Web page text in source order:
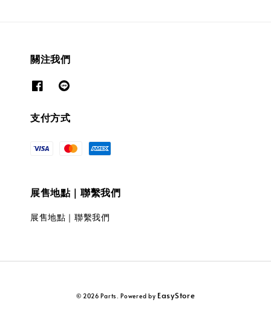
關注我們
支付方式
展售地點｜聯繫我們
展售地點｜聯繫我們
© 2026 Parts. Powered by EasyStore